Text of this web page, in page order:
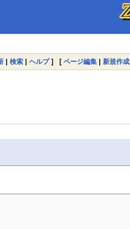
| 検索 | ヘルプ] [ ページ編集 | 新規作成